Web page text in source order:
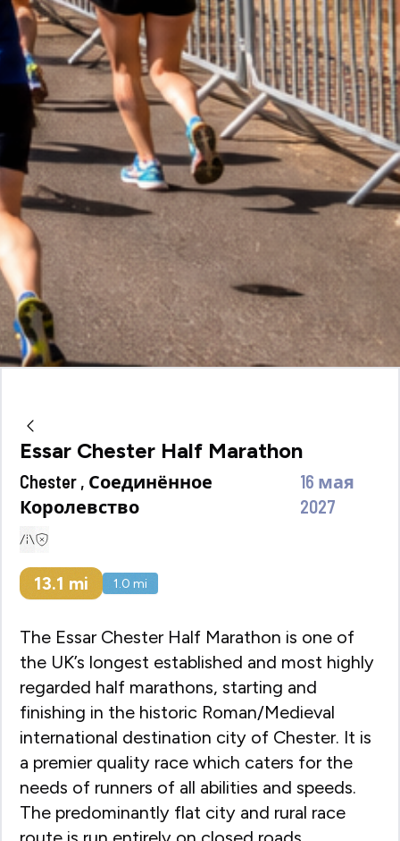
Essar Chester Half Marathon
Chester , Соединённое
Королевство
16 мая
2027
13.1 mi 1.0 mi
The Essar Chester Half Marathon is one of
the UK’s longest established and most highly
regarded half marathons, starting and
finishing in the historic Roman/Medieval
international destination city of Chester. It is
a premier quality race which caters for the
needs of runners of all abilities and speeds.
The predominantly flat city and rural race